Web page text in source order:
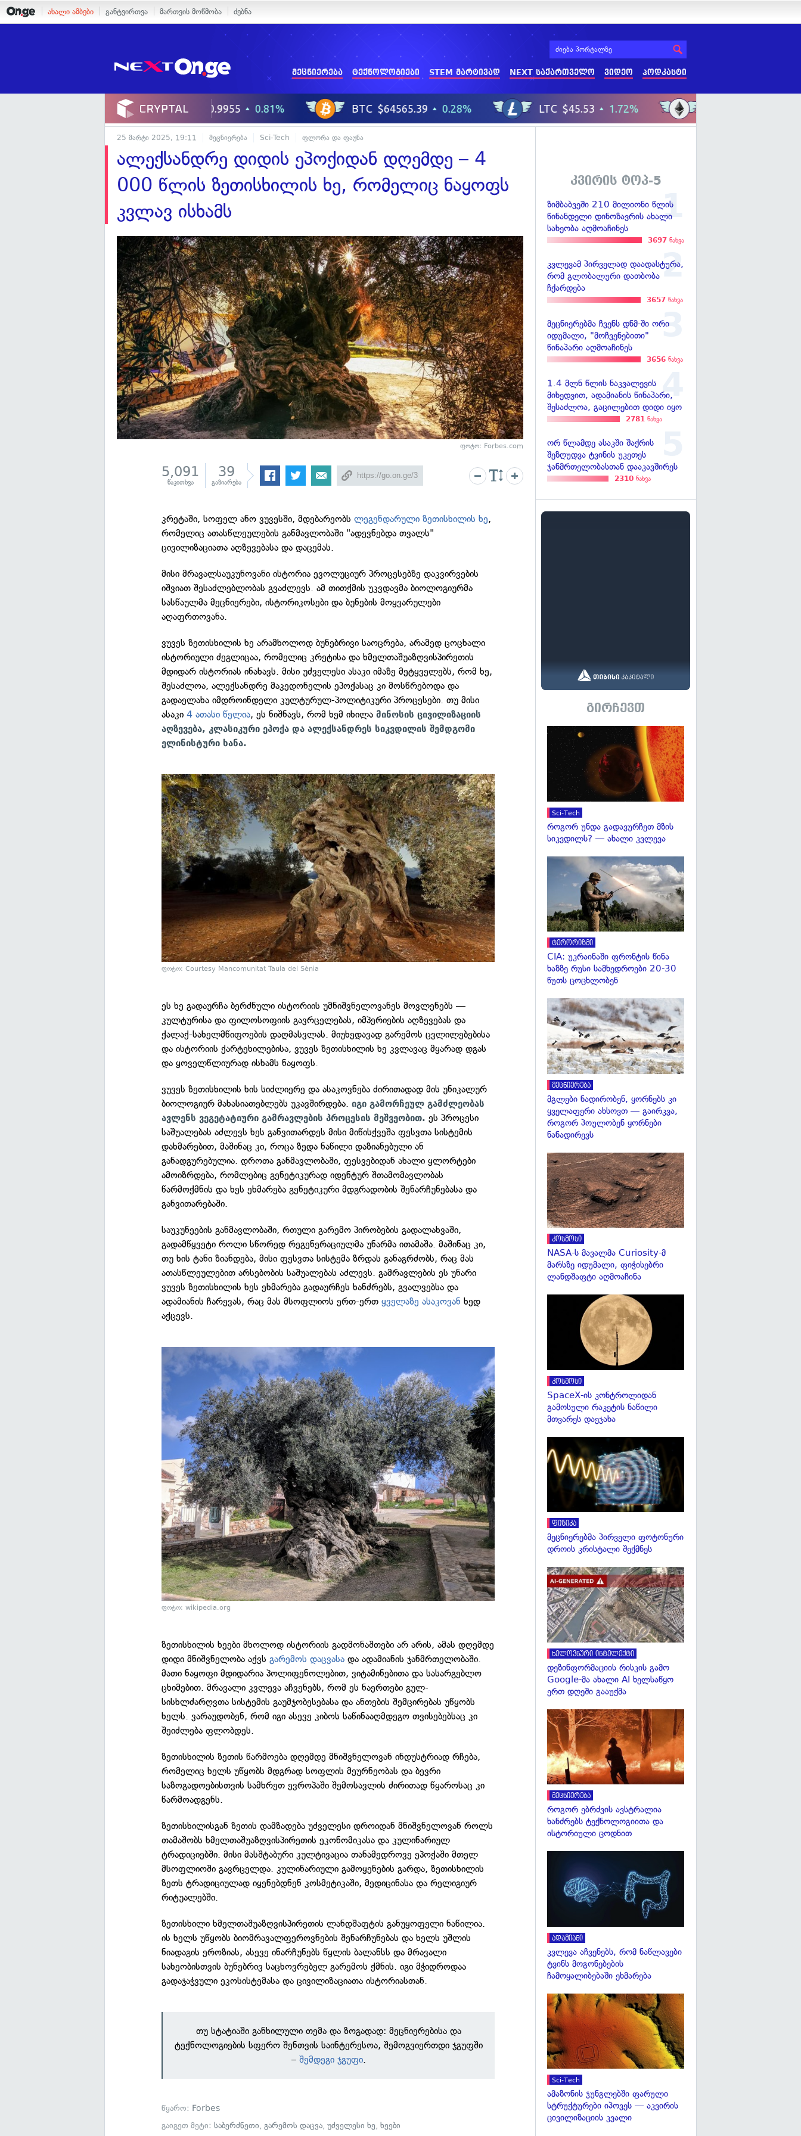
ახალი ამბები განტვირთვა მართვის მოწმობა ძებნა
მეცნიერება ტექნოლოგიები STEM მარტივად NEXT საქართველო ვიდეო პოდკასტი
25 მარტი 2025, 19:11 მეცნიერება Sci-Tech ფლორა და ფაუნა
ალექსანდრე დიდის ეპოქიდან დღემდე – 4
000 წლის ზეთისხილის ხე, რომელიც ნაყოფს
კვლავ ისხამს
ფოტო: Forbes.com
5,091
წაკითხვა
39
გაზიარება
კრეტაში, სოფელ ანო ვუვესში, მდებარეობსლეგენდარული ზეთისხილის ხე,
რომელიც ათასწლეულების განმავლობაში "ადევნებდა თვალს"
ცივილიზაციათა აღზევებასა და დაცემას.
მისი მრავალსაუკუნოვანი ისტორია ევოლუციურ პროცესებზე დაკვირვების
იშვიათ შესაძლებლობას გვაძლევს. ამ თითქმის უკვდავმა ბიოლოგიურმა
სასწაულმა მეცნიერები, ისტორიკოსები და ბუნების მოყვარულები
აღაფრთოვანა.
ვუვეს ზეთისხილის ხე არამხოლოდ ბუნებრივი საოცრება, არამედ ცოცხალი
ისტორიული ძეგლიცაა, რომელიც კრეტისა და ხმელთაშუაზღვისპირეთის
მდიდარ ისტორიას ინახავს. მისი უძველესი ასაკი იმაზე მეტყველებს, რომ ხე,
შესაძლოა, ალექსანდრე მაკედონელის ეპოქასაც კი მოსწრებოდა და
გადაელახა იმდროინდელი კულტურულ-პოლიტიკური პროცესები. თუ მისი
ასაკი4 ათასი წელია, ეს ნიშნავს, რომ ხემ იხილამინოსის ცივილიზაციის
აღზევება, კლასიკური ეპოქა და ალექსანდრეს სიკვდილის შემდგომი
ელინისტური ხანა.
ფოტო: Courtesy Mancomunitat Taula del Sènia
ეს ხე გადაურჩა ბერძნული ისტორიის უმნიშვნელოვანეს მოვლენებს —
კულტურისა და ფილოსოფიის გავრცელებას, იმპერიების აღზევებას და
ქალაქ-სახელმწიფოების დაღმასვლას. მიუხედავად გარემოს ცვლილებებისა
და ისტორიის ქარტეხილებისა, ვუვეს ზეთისხილის ხე კვლავაც მყარად დგას
და ყოველწლიურად ისხამს ნაყოფს.
ვუვეს ზეთისხილის ხის სიძლიერე და ასაკოვნება ძირითადად მის უნიკალურ
ბიოლოგიურ მახასიათებლებს უკავშირდება. იგი გამორჩეულ გამძლეობას
ავლენს ვეგეტატიური გამრავლების პროცესის მეშვეობით.ეს პროცესი
საშუალებას აძლევს ხეს განვითარდეს მისი მიწისქვეშა ფესვთა სისტემის
დახმარებით, მაშინაც კი, როცა ზედა ნაწილი დაზიანებული ან
განადგურებულია. დროთა განმავლობაში, ფესვებიდან ახალი ყლორტები
ამოიზრდება, რომლებიც გენეტიკურად იდენტურ შთამომავლობას
წარმოქმნის და ხეს ეხმარება გენეტიკური მდგრადობის შენარჩუნებასა და
განვითარებაში.
საუკუნეების განმავლობაში, რთული გარემო პირობების გადალახვაში,
გადამწყვეტი როლი სწორედ რეგენერაციულმა უნარმა ითამაშა. მაშინაც კი,
თუ ხის ტანი ზიანდება, მისი ფესვთა სისტემა ზრდას განაგრძობს, რაც მას
ათასწლეულებით არსებობის საშუალებას აძლევს. გამრავლების ეს უნარი
ვუვეს ზეთისხილის ხეს ეხმარება გადაურჩეს ხანძრებს, გვალვებსა და
ადამიანის ჩარევას, რაც მას მსოფლიოს ერთ-ერთყველაზე ასაკოვან ხედ
აქცევს.
ფოტო: wikipedia.org
ზეთისხილის ხეები მხოლოდ ისტორიის გადმონაშთები არ არის, ამას დღემდე
დიდი მნიშვნელობა აქვსგარემოს დაცვასა და ადამიანის ჯანმრთელობაში.
მათი ნაყოფი მდიდარია პოლიფენოლებით, ვიტამინებითა და სასარგებლო
ცხიმებით. მრავალი კვლევა აჩვენებს, რომ ეს ნაერთები გულ-
სისხლძარღვთა სისტემის გაუმჯობესებასა და ანთების შემცირებას უწყობს
ხელს. ვარაუდობენ, რომ იგი ასევე კიბოს საწინააღმდეგო თვისებებსაც კი
შეიძლება ფლობდეს.
ზეთისხილის ზეთის წარმოება დღემდე მნიშვნელოვან ინდუსტრიად რჩება,
რომელიც ხელს უწყობს მდგრად სოფლის მეურნეობას და ბევრი
საზოგადოებისთვის სამხრეთ ევროპაში შემოსავლის ძირითად წყაროსაც კი
წარმოადგენს.
ზეთისხილისგან ზეთის დამზადება უძველესი დროიდან მნიშვნელოვან როლს
თამაშობს ხმელთაშუაზღვისპირეთის ეკონომიკასა და კულინარიულ
ტრადიციებში. მისი მასშტაბური კულტივაცია თანამედროვე ეპოქაში მთელ
მსოფლიოში გავრცელდა. კულინარიული გამოყენების გარდა, ზეთისხილის
ზეთს ტრადიციულად იყენებდნენ კოსმეტიკაში, მედიცინასა და რელიგიურ
რიტუალებში.
ზეთისხილი ხმელთაშუაზღვისპირეთის ლანდშაფტის განუყოფელი ნაწილია.
ის ხელს უწყობს ბიომრავალფეროვნების შენარჩუნებას და ხელს უშლის
ნიადაგის ეროზიას, ასევე ინარჩუნებს წყლის ბალანსს და მრავალი
სახეობისთვის ბუნებრივ საცხოვრებელ გარემოს ქმნის. იგი მჭიდროდაა
გადაჯაჭვული ეკოსისტემასა და ცივილიზაციათა ისტორიასთან.
თუ სტატიაში განხილული თემა და ზოგადად: მეცნიერებისა და
ტექნოლოგიების სფერო შენთვის საინტერესოა, შემოგვიერთდი ჯგუფში
–შემდეგი ჯგუფი.
წყარო: Forbes
გაიგეთ მეტი:საბერძნეთი,გარემოს დაცვა,უძველესი ხე,ხეები
კვირის ტოპ-5
ზიმბაბვეში 210 მილიონი წლის
წინანდელი დინოზავრის ახალი
სახეობა აღმოაჩინეს
3697 ნახვა
კვლევამ პირველად დაადასტურა,
რომ გლობალური დათბობა
ჩქარდება
3657 ნახვა
მეცნიერებმა ჩვენს დნმ-ში ორი
იდუმალი, "მოჩვენებითი"
წინაპარი აღმოაჩინეს
3656 ნახვა
1.4 მლნ წლის ნაკვალევის
მიხედვით, ადამიანის წინაპარი,
შესაძლოა, გაცილებით დიდი იყო
2781 ნახვა
ორ წლამდე ასაკში შაქრის
შეზღუდვა ტვინის უკეთეს
ჯანმრთელობასთან დააკავშირეს
2310 ნახვა
გირჩევთ
Sci-Tech
როგორ უნდა გადავურჩეთ მზის
სიკვდილს? — ახალი კვლევა
ტერორიზმი
CIA: უკრაინაში ფრონტის წინა
ხაზზე რუსი სამხედროები 20-30
წუთს ცოცხლობენ
მეცნიერება
მგლები ნადირობენ, ყორნებს კი
ყველაფერი ახსოვთ — გაირკვა,
როგორ პოულობენ ყორნები
ნანადირევს
კოსმოსი
NASA-ს მავალმა Curiosity-მ
მარსზე იდუმალი, ფიჭისებრი
ლანდშაფტი აღმოაჩინა
კოსმოსი
SpaceX-ის კონტროლიდან
გამოსული რაკეტის ნაწილი
მთვარეს დაეჯახა
ფიზიკა
მეცნიერებმა პირველი ფოტონური
დროის კრისტალი შექმნეს
ხელოვნური ინტელექტი
დეზინფორმაციის რისკის გამო
Google-მა ახალი AI ხელსაწყო
ერთ დღეში გააუქმა
მეცნიერება
როგორ ებრძვის ავსტრალია
ხანძრებს ტექნოლოგიითა და
ისტორიული ცოდნით
ადამიანი
კვლევა აჩვენებს, რომ ნაწლავები
ტვინს მოგონებების
ჩამოყალიბებაში ეხმარება
Sci-Tech
ამაზონის ჯუნგლებში ფარული
სტრუქტურები იპოვეს — აკვირის
ცივილიზაციის კვალი